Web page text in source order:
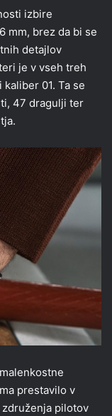
izbire
mm, brez da bi se
detajlov
je v vseh treh
01. Ta se
47 dragulji ter
prestavilo v
pilotov